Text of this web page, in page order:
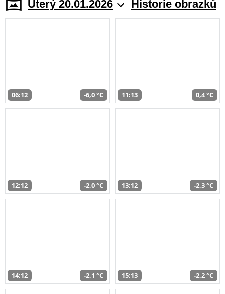
Úterý 20.01.2026 Historie obrazků
06:12 -6,0 °C 11:13 0,4 °C
12:12 -2,0 °C 13:12 -2,3 °C
14:12 -2,1 °C 15:13 -2,2 °C